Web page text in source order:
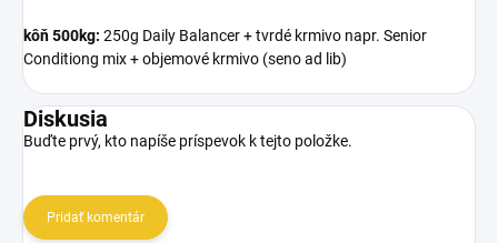
kôň 500kg: 250g Daily Balancer + tvrdé krmivo napr. Senior
Conditiong mix + objemové krmivo (seno ad lib)
Diskusia
Buďte prvý, kto napíše príspevok k tejto položke.
Pridať komentár